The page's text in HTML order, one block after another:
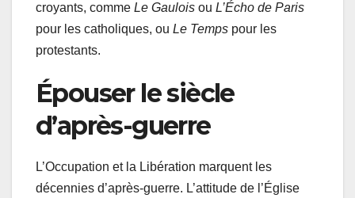
croyants, comme Le Gaulois ou L’Écho de Paris
pour les catholiques, ou Le Temps pour les
protestants.
Épouser le siècle
d’après-guerre
L’Occupation et la Libération marquent les
décennies d’après-guerre. L’attitude de l’Église